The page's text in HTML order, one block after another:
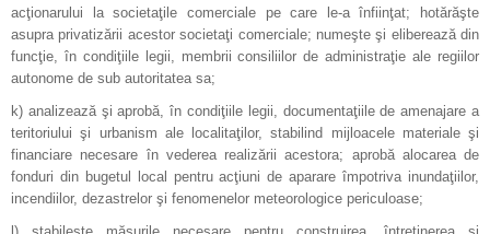
acţionarului la societaţile comerciale pe care le-a înfiinţat; hotărăşte
asupra privatizării acestor societaţi comerciale; numeşte şi eliberează din
funcţie, în condiţiile legii, membrii consiliilor de administraţie ale regiilor
autonome de sub autoritatea sa;
k) analizează şi aprobă, în condiţiile legii, documentaţiile de amenajare a
teritoriului şi urbanism ale localitaţilor, stabilind mijloacele materiale şi
financiare necesare în vederea realizării acestora; aprobă alocarea de
fonduri din bugetul local pentru acţiuni de aparare împotriva inundaţiilor,
incendiilor, dezastrelor şi fenomenelor meteorologice periculoase;